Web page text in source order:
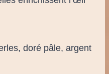
doré pâle, argent